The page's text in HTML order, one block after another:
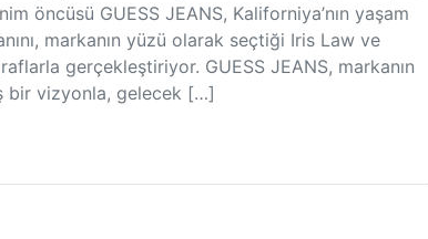
öncüsü GUESS JEANS, Kaliforniya’nın yaşam
markanın yüzü olarak seçtiği Iris Law ve
gerçekleştiriyor. GUESS JEANS, markanın
bir vizyonla, gelecek […]